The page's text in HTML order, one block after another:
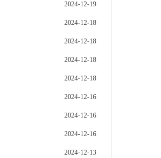
2024-12-19
2024-12-18
2024-12-18
2024-12-18
2024-12-18
2024-12-16
2024-12-16
2024-12-16
2024-12-13